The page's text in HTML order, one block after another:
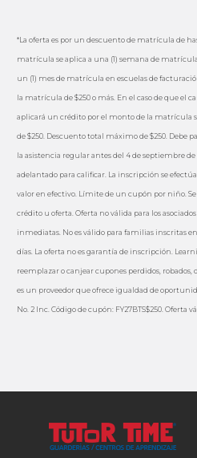
*La oferta es por un descuento de matrícula de
matrícula se aplica a una (1) semana de
un (1) mes de matrícula en escuelas de
la matrícula de $250 o más. En el caso de que el
aplicará un crédito por el monto de la matrícula
de $250. Descuento total máximo de $250. Debe
la asistencia regular antes del 4 de septiembre
adelantado para calificar. La inscripción se
valor en efectivo. Límite de un cupón por niño.
crédito u oferta. Oferta no válida para los
inmediatas. No es válido para familias inscritas
días. La oferta no es garantía de inscripción.
reemplazar o canjear cupones perdidos,
es un proveedor que ofrece igualdad de
No. 2 Inc. Código de cupón: FY27BTS$250. Oferta